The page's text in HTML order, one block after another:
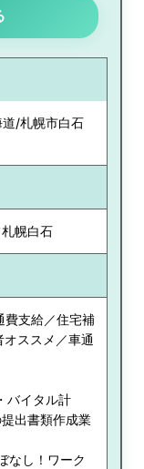
/札幌市白石
幌白石
費支給／住宅補
ススメ／車通
バイタル計
出書類作成業
なし！ワーク